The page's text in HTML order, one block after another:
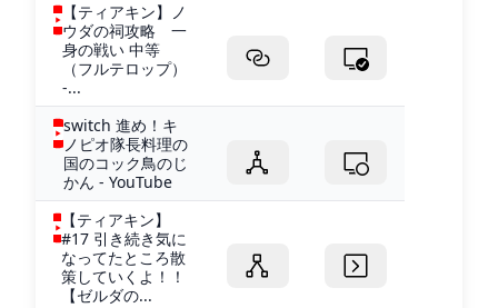
【ティアキン】ノ
ウダの祠攻略 一
身の戦い 中等
（フルテロップ）
-...
switch 進め！キ
ノピオ隊長料理の
国のコック鳥のじ
かん - YouTube
【ティアキン】
#17 引き続き気に
なってたところ散
策していくよ！！
【ゼルダの...